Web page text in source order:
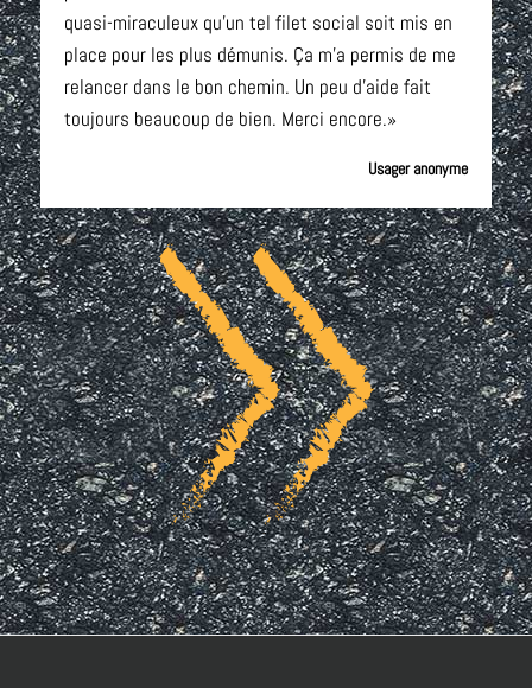
quasi-miraculeux qu’un tel filet social soit mis en
place pour les plus démunis. Ça m’a permis de me
relancer dans le bon chemin. Un peu d’aide fait
toujours beaucoup de bien. Merci encore.»
Usager anonyme